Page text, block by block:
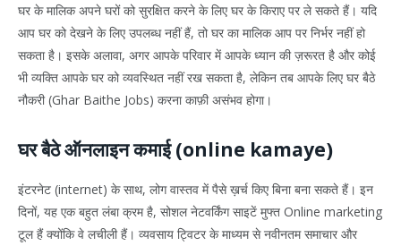
घर के मालिक अपने घरों को सुरक्षित करने के लिए घर के किराए पर ले सकते हैं। यदि
आप घर को देखने के लिए उपलब्ध नहीं हैं, तो घर का मालिक आप पर निर्भर नहीं हो
सकता है। इसके अलावा, अगर आपके परिवार में आपके ध्यान की ज़रूरत है और कोई
भी व्यक्ति आपके घर को व्यवस्थित नहीं रख सकता है, लेकिन तब आपके लिए घर बैठे
नौकरी (Ghar Baithe Jobs) करना काफ़ी असंभव होगा।
घर बैठे ऑनलाइन कमाई (online kamaye)
इंटरनेट (internet) के साथ, लोग वास्तव में पैसे ख़र्च किए बिना बना सकते हैं। इन
दिनों, यह एक बहुत लंबा क्रम है, सोशल नेटवर्किंग साइटें मुफ्त Online marketing
टूल हैं क्योंकि वे लचीली हैं। व्यवसाय ट्विटर के माध्यम से नवीनतम समाचार और